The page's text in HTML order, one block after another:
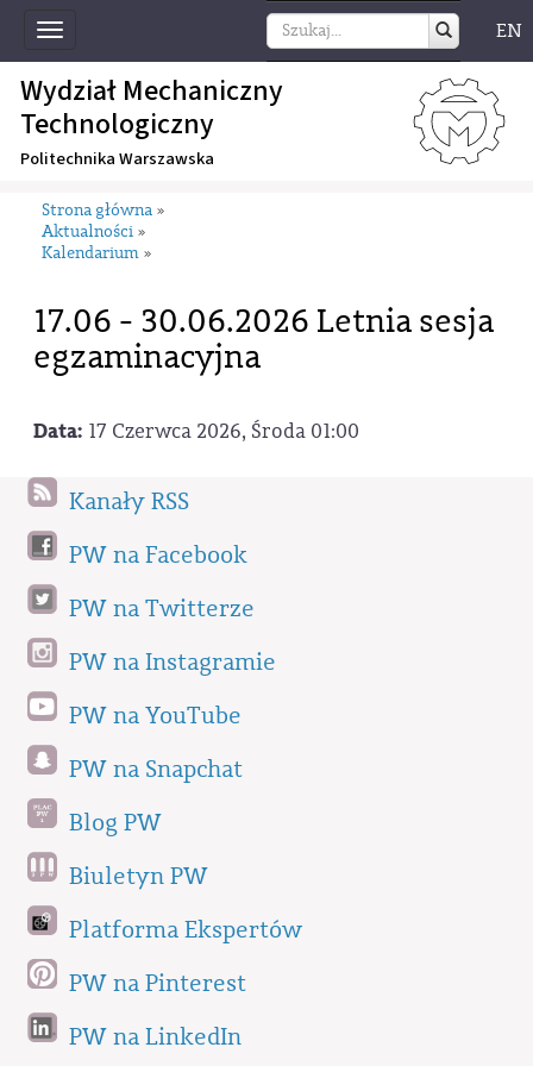
Toggle
navigation
EN
Wydział Mechaniczny
Technologiczny
Politechnika Warszawska
Strona główna »
Aktualności »
Kalendarium »
17.06 - 30.06.2026 Letnia sesja
egzaminacyjna
Data: 17 Czerwca 2026, Środa 01:00
Kanały RSS
PW na Facebook
PW na Twitterze
PW na Instagramie
PW na YouTube
PW na Snapchat
Blog PW
Biuletyn PW
Platforma Ekspertów
PW na Pinterest
PW na LinkedIn